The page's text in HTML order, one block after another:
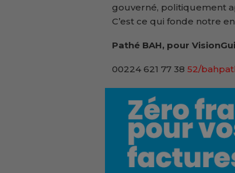
gouverné, politiquement
C’est ce qui fonde notre
Pathé BAH, pour
00224 621 77 38 52/